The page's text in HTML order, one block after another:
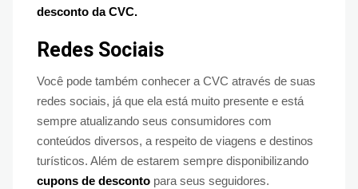
desconto da CVC.
Redes Sociais
Você pode também conhecer a CVC através de suas
redes sociais, já que ela está muito presente e está
sempre atualizando seus consumidores com
conteúdos diversos, a respeito de viagens e destinos
turísticos. Além de estarem sempre disponibilizando
cupons de desconto para seus seguidores.